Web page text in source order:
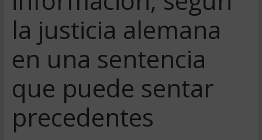
la justicia alemana
en una sentencia
que puede sentar
precedentes